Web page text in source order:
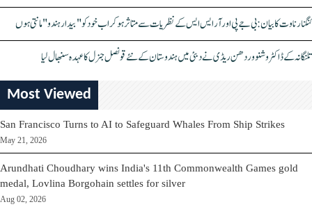
کنگنا رناوت کا بیان: بی جے پی اور آر ایس ایس کے نظریات سے متاثر ہو کر اب خود کو "بیدار ہندو" مانتی ہوں
تلنگانہ کے ڈاکٹر وشنو وردھن ریڈی نے دبئی میں ہندوستان کے نئے قونصل جنرل کا عہدہ سنبھال لیا
Most Viewed
San Francisco Turns to AI to Safeguard Whales From Ship Strikes
May 21, 2026
Arundhati Choudhary wins India's 11th Commonwealth Games gold
medal, Lovlina Borgohain settles for silver
Aug 02, 2026